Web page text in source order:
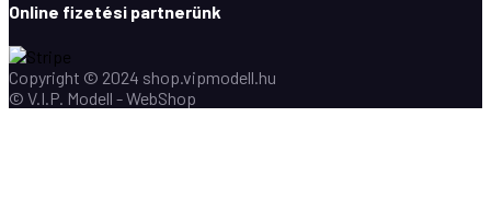
Online fizetési partnerünk
Copyright © 2024 shop.vipmodell.hu
© V.I.P. Modell - WebShop